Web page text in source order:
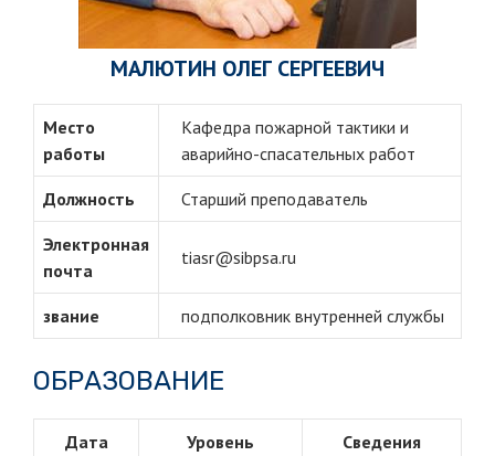
МАЛЮТИН ОЛЕГ СЕРГЕЕВИЧ
Место
работы
Кафедра пожарной тактики и
аварийно-спасательных работ
Должность Старший преподаватель
Электронная
почта
tiasr@sibpsa.ru
звание подполковник внутренней службы
ОБРАЗОВАНИЕ
Дата Уровень Сведения